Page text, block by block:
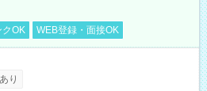
クOK WEB登録・面接OK
り